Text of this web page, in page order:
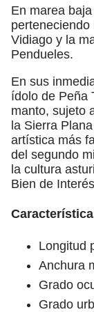
En marea
Vidiago y la
Pendueles.
En sus
ídolo de Peña
manto, sujeto
la Sierra
artística más
del segundo
la cultura
Bien de
Longitud
Anchura
Grado
Grado